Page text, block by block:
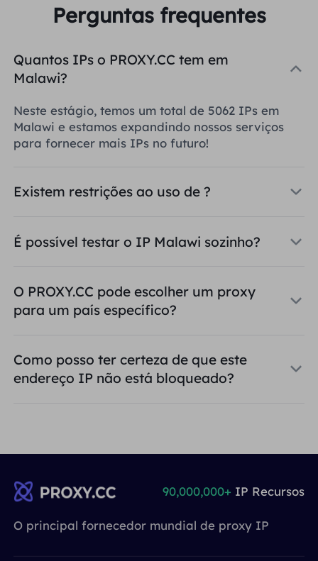
Perguntas frequentes
Quantos IPs o PROXY.CC tem em
Malawi?
Neste estágio, temos um total de 5062 IPs em
Malawi e estamos expandindo nossos serviços
para fornecer mais IPs no futuro!
Existem restrições ao uso de ?
É possível testar o IP Malawi sozinho?
O PROXY.CC pode escolher um proxy
para um país específico?
Como posso ter certeza de que este
endereço IP não está bloqueado?
O principal fornecedor mundial de proxy IP
90,000,000+ IP Recursos